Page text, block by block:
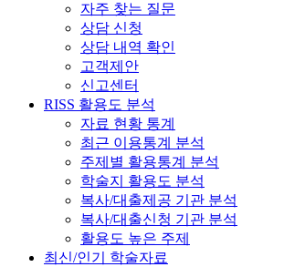
자주 찾는 질문
상담 신청
상담 내역 확인
고객제안
신고센터
RISS 활용도 분석
자료 현황 통계
최근 이용통계 분석
주제별 활용통계 분석
학술지 활용도 분석
복사/대출제공 기관 분석
복사/대출신청 기관 분석
활용도 높은 주제
최신/인기 학술자료